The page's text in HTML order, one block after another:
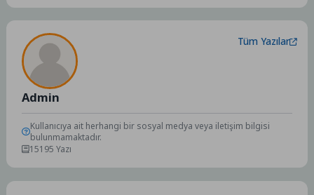
Admin
Tüm Yazılar
Kullanıcıya ait herhangi bir sosyal medya veya iletişim bilgisi
bulunmamaktadır.
15195 Yazı